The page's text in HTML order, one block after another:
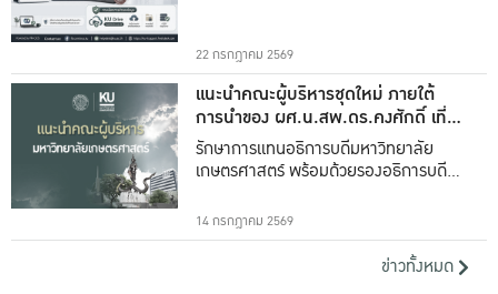
22 กรกฎาคม 2569
แนะนำคณะผู้บริหารชุดใหม่ ภายใต้
การนำของ ผศ.น.สพ.ดร.คงศักดิ์ เที่ยง
ธรรม
รักษาการแทนอธิการบดีมหาวิทยาลัย
เกษตรศาสตร์ พร้อมด้วยรองอธิการบดีทั้ง
14 กรกฎาคม 2569
ข่าวทั้งหมด